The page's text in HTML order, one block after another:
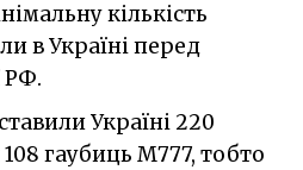
кількість
в Україні перед
РФ.
Україні 220
гаубиць М777, тобто